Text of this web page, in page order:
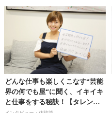
内もえさん】
どんな仕事も楽しくこなす“芸能
界の何でも屋“に聞く、イキイキ
と仕事をする秘訣！【タレント